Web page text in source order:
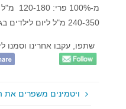
240-350 מ"ל ליום לילדים בגילאים 7-18.
שתפו, עקבו אחרינו וסמנו
ויטמינים משפרים את